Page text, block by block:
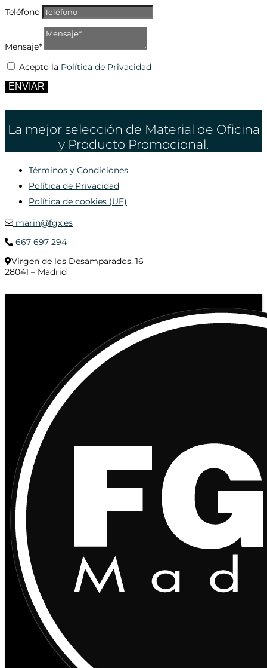
Teléfono
Mensaje*
Acepto la Política de Privacidad
ENVIAR
La mejor selección de Material de Oficina
y Producto Promocional.
Términos y Condiciones
Política de Privacidad
Política de cookies (UE)
marin@fgx.es
667 697 294
Virgen de los Desamparados, 16
28041 – Madrid